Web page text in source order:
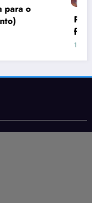
de imagens